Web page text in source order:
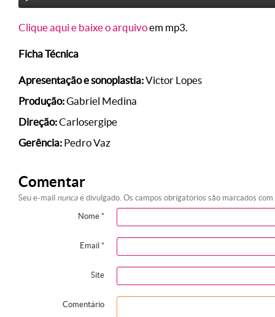
Clique aqui e baixe o arquivoem mp3.
Ficha Técnica
Apresentação e sonoplastia:Victor Lopes
Produção:Gabriel Medina
Direção:Carlosergipe
Gerência: Pedro Vaz
Comentar
Seu e-mail nunca é divulgado. Os campos obrigatórios são marcados com
Nome *
Email *
Site
Comentário